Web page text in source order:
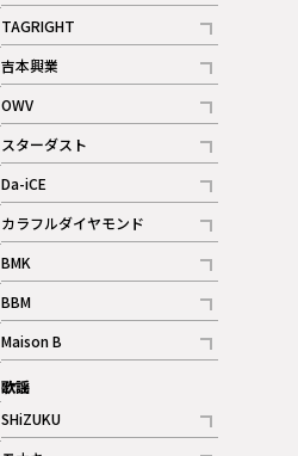
記事
TAGRIGHT
記事
吉本興業
記事
OWV
記事
ギャラリー
スターダスト
記事
Da-iCE
記事
カラフルダイヤモンド
記事
BMK
記事
BBM
記事
ギャラリー
Maison B
記事
歌謡
SHiZUKU
記事